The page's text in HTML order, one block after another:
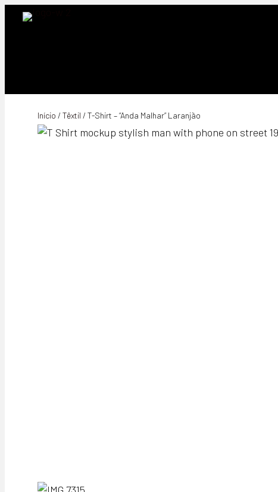
Início / Têxtil / T-Shirt – “Anda Malhar” Laranjão